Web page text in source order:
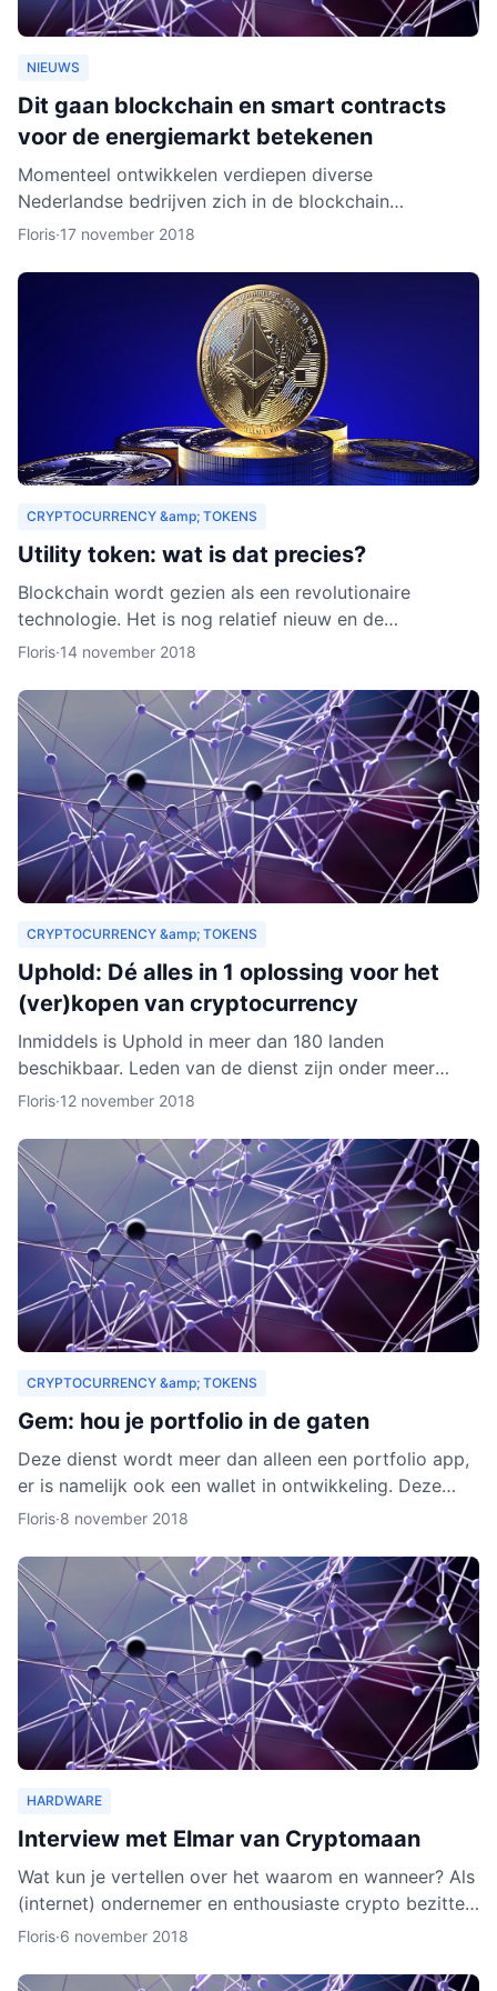
NIEUWS
Dit gaan blockchain en smart contracts
voor de energiemarkt betekenen
Momenteel ontwikkelen verdiepen diverse
Nederlandse bedrijven zich in de blockchain
technologie. Enkele daarvan, zoals BlockLab uit
Floris·17 november 2018
CRYPTOCURRENCY &amp; TOKENS
Utility token: wat is dat precies?
Blockchain wordt gezien als een revolutionaire
technologie. Het is nog relatief nieuw en de
verwachting is dat het zich de komende jaren verder
Floris·14 november 2018
CRYPTOCURRENCY &amp; TOKENS
Uphold: Dé alles in 1 oplossing voor het
(ver)kopen van cryptocurrency
Inmiddels is Uphold in meer dan 180 landen
beschikbaar. Leden van de dienst zijn onder meer
bedrijven, ontwikkelaars, particulieren, ngo’s en non-
Floris·12 november 2018
CRYPTOCURRENCY &amp; TOKENS
Gem: hou je portfolio in de gaten
Deze dienst wordt meer dan alleen een portfolio app,
er is namelijk ook een wallet in ontwikkeling. Deze
wallet gaat verschillende cryptocurrencies en token
Floris·8 november 2018
HARDWARE
Interview met Elmar van Cryptomaan
Wat kun je vertellen over het waarom en wanneer? Als
(internet) ondernemer en enthousiaste crypto bezitter
was het een logische keuze om de webshop te
Floris·6 november 2018